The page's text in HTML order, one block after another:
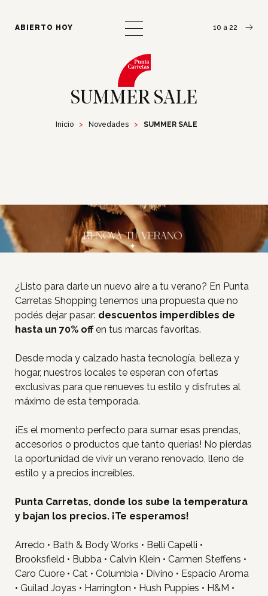
¿Cómo llegar? Escribinos
Inicio
ABIERTO HOY 10 a 22
Inicio Novedades SUMMER SALE
SUMMER SALE
¿Listo para darle un nuevo aire a tu verano? En Punta
Carretas Shopping tenemos una propuesta que no
podés dejar pasar: descuentos imperdibles de
hasta un 70% offen tus marcas favoritas.
Desde moda y calzado hasta tecnología, belleza y
hogar, nuestros locales te esperan con ofertas
exclusivas para que renueves tu estilo y disfrutes al
máximo de esta temporada.
¡Es el momento perfecto para sumar esas prendas,
accesorios o productos que tanto querías! No pierdas
la oportunidad de vivir un verano renovado, lleno de
estilo y a precios increíbles.
Punta Carretas, donde los sube la temperatura
y bajan los precios. ¡Te esperamos!
Arredo • Bath & Body Works • Belli Capelli •
Brooksfield • Bubba • Calvin Klein • Carmen Steffens •
Caro Cuore • Cat • Columbia • Divino • Espacio Aroma
• Guilad Joyas • Harrington • Hush Puppies • H&M •